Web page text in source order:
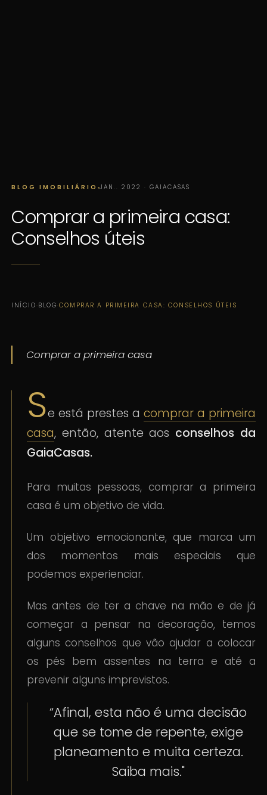
BLOG IMOBILIÁRIO JAN.. 2022 · GAIACASAS
Comprar a primeira casa:
Conselhos úteis
INÍCIO·BLOG·COMPRAR A PRIMEIRA CASA: CONSELHOS ÚTEIS
Comprar a primeira casa
Se está prestes a comprar a primeira
casa, então, atente aos conselhos da
GaiaCasas.
Para muitas pessoas, comprar a primeira
casa é um objetivo de vida.
Um objetivo emocionante, que marca um
dos momentos mais especiais que
podemos experienciar.
Mas antes de ter a chave na mão e de já
começar a pensar na decoração, temos
alguns conselhos que vão ajudar a colocar
os pés bem assentes na terra e até a
prevenir alguns imprevistos.
“Afinal, esta não é uma decisão
que se tome de repente, exige
planeamento e muita certeza.
Saiba mais."